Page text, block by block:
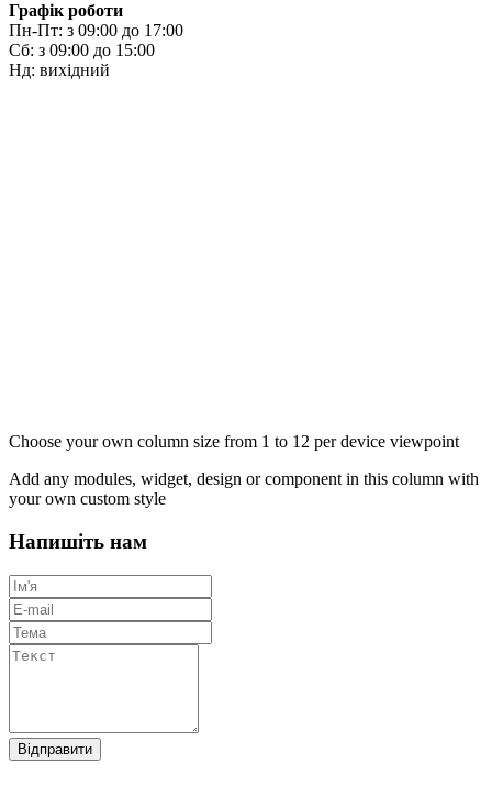
Графік роботи
Пн-Пт: з 09:00 до 17:00
Сб: з 09:00 до 15:00
Нд: вихідний
Choose your own column size from 1 to 12 per device viewpoint
Add any modules, widget, design or component in this column with
your own custom style
Напишіть нам
Відправити